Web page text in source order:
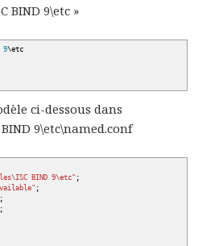
BIND 9\etc »
9\etc
ci-dessous dans
9\etc\named.conf
BIND 9\etc" ;
;
;
;